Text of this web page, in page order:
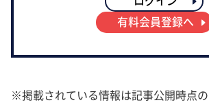
有料会員登録へ
※掲載されている情報は記事公開時点